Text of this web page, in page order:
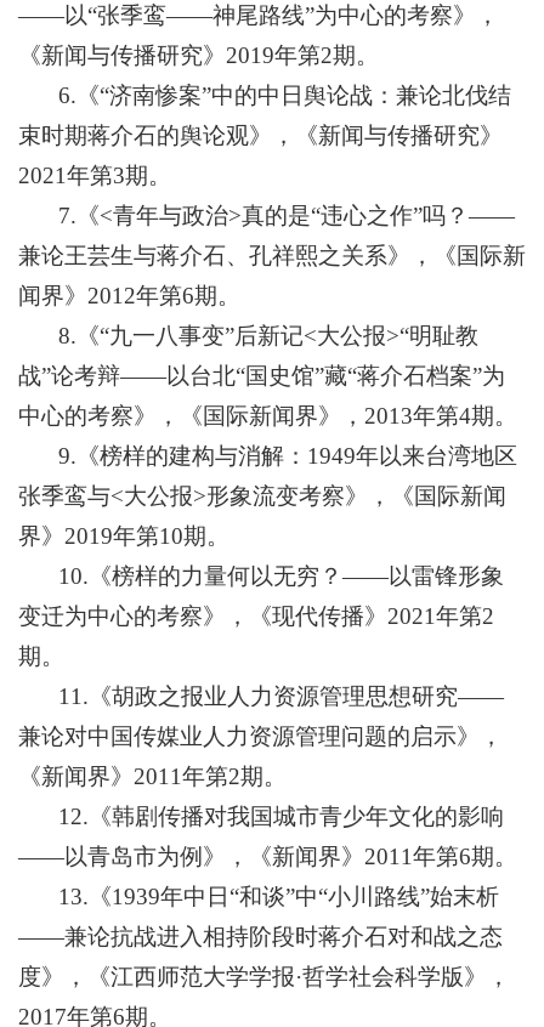
——以“张季鸾——神尾路线”为中心的考察》，
《新闻与传播研究》2019年第2期。
6.《“济南惨案”中的中日舆论战：兼论北伐结
束时期蒋介石的舆论观》，《新闻与传播研究》
2021年第3期。
7.《<青年与政治>真的是“违心之作”吗？——
兼论王芸生与蒋介石、孔祥熙之关系》，《国际新
闻界》2012年第6期。
8.《“九一八事变”后新记<大公报>“明耻教
战”论考辩——以台北“国史馆”藏“蒋介石档案”为
中心的考察》，《国际新闻界》，2013年第4期。
9.《榜样的建构与消解：1949年以来台湾地区
张季鸾与<大公报>形象流变考察》，《国际新闻
界》2019年第10期。
10.《榜样的力量何以无穷？——以雷锋形象
变迁为中心的考察》，《现代传播》2021年第2
期。
11.《胡政之报业人力资源管理思想研究——
兼论对中国传媒业人力资源管理问题的启示》，
《新闻界》2011年第2期。
12.《韩剧传播对我国城市青少年文化的影响
——以青岛市为例》，《新闻界》2011年第6期。
13.《1939年中日“和谈”中“小川路线”始末析
——兼论抗战进入相持阶段时蒋介石对和战之态
度》，《江西师范大学学报·哲学社会科学版》，
2017年第6期。